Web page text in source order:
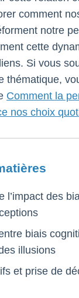
comment
notre
cette
Si vous
thématique,
Comment la
nos choix
l’impact des
biais
illusions
et prise de